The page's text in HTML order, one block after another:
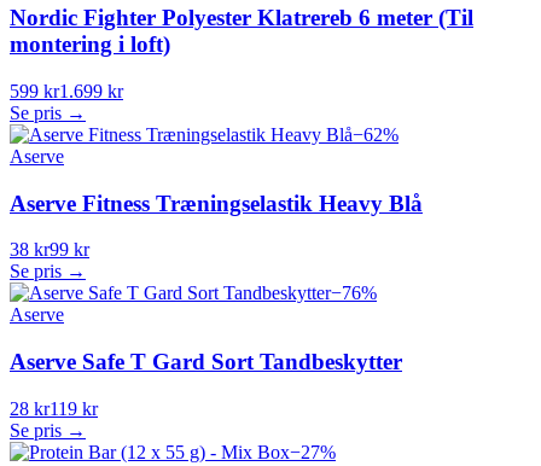
Nordic Fighter Polyester Klatrereb 6 meter (Til
montering i loft)
599 kr1.699 kr
Se pris →
−62%
Aserve
Aserve Fitness Træningselastik Heavy Blå
38 kr99 kr
Se pris →
−76%
Aserve
Aserve Safe T Gard Sort Tandbeskytter
28 kr119 kr
Se pris →
−27%